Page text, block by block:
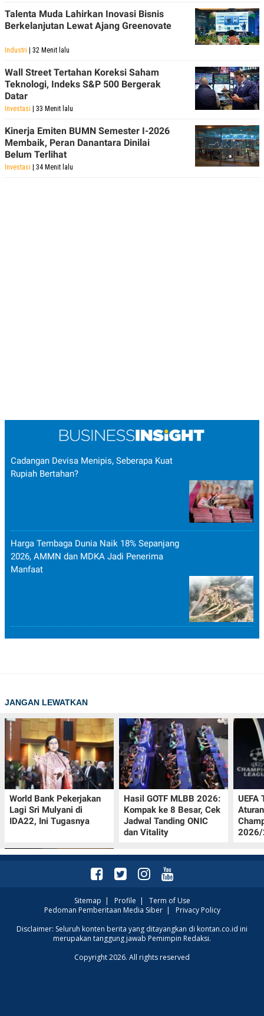
Talenta Muda Lahirkan Inovasi Bisnis
Berkelanjutan Lewat Ajang Greenovate
Industri | 32 Menit lalu
Wall Street Tertahan Koreksi Saham
Teknologi, Indeks S&P 500 Bergerak
Datar
Investasi | 33 Menit lalu
Kinerja Emiten BUMN Semester I-2026
Membaik, Peran Danantara Dinilai
Belum Terlihat
Investasi | 34 Menit lalu
Cadangan Devisa Menipis, Seberapa Kuat
Rupiah Bertahan?
Harga Tembaga Dunia Naik 18% Sepanjang
2026, AMMN dan MDKA Jadi Penerima
Manfaat
JANGAN LEWATKAN
World Bank Pekerjakan
Lagi Sri Mulyani di
IDA22, Ini Tugasnya
Hasil GOTF MLBB 2026:
Kompak ke 8 Besar, Cek
Jadwal Tanding ONIC
dan Vitality
UEFA
2026/
Jadwal Persija vs Arema
FC Perebutan Juara 3
Sitemap | Profile | Term of Use
Pedoman Pemberitaan Media Siber| Privacy Policy
Disclaimer: Seluruh konten berita yang ditayangkan di kontan.co.id ini
merupakan tanggung jawab Pemimpin Redaksi.
Copyright 2026. All rights reserved